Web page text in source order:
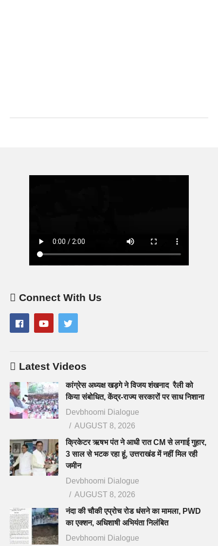
Connect With Us
Latest Videos
कांग्रेस अध्यक्ष खड़गे ने विजय शंखनाद रैली को
किया संबोधित, केंद्र-राज्य सरकारों पर साध निशाना
Devbhoomi Dialogue
AUGUST 8, 2026
क्रिकेटर ऋषभ पंत ने आधी रात CM से लगाई गुहार,
3 साल से भटक रहा हूं, उत्तराखंड में नहीं मिल रही
जमीन
Devbhoomi Dialogue
AUGUST 8, 2026
नंदा की चौकी एप्रोच रोड धंसने का मामला, PWD
का एक्शन, अधिशाषी अभियंता निलंबित
Devbhoomi Dialogue